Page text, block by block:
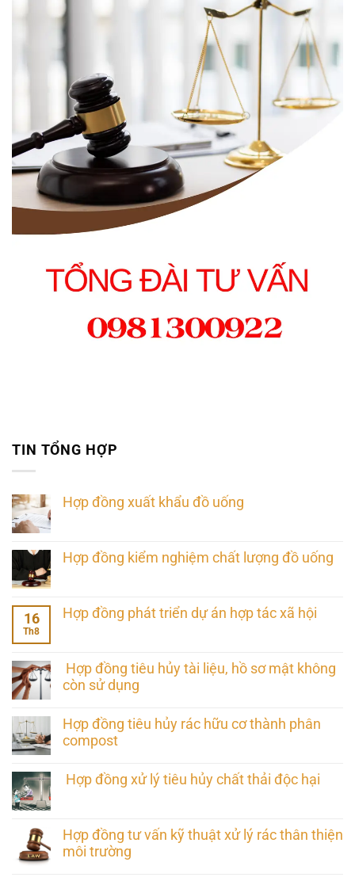
TIN TỔNG HỢP
Hợp đồng xuất khẩu đồ uống
Hợp đồng kiểm nghiệm chất lượng đồ uống
16
Th8
Hợp đồng phát triển dự án hợp tác xã hội
Hợp đồng tiêu hủy tài liệu, hồ sơ mật không
còn sử dụng
Hợp đồng tiêu hủy rác hữu cơ thành phân
compost
Hợp đồng xử lý tiêu hủy chất thải độc hại
Hợp đồng tư vấn kỹ thuật xử lý rác thân thiện
môi trường